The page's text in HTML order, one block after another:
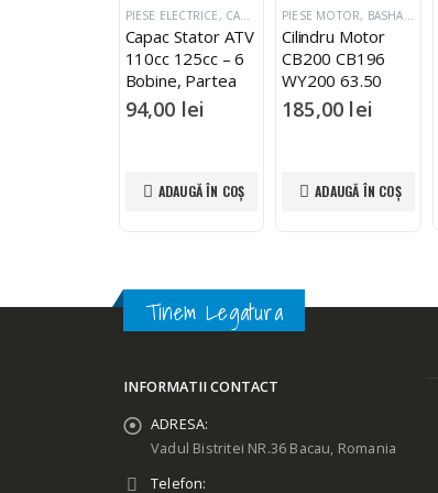
BASHAN SHINERAY ZONGSHEN LONCIN
,BASHAN SHINERAY ZONGSHEN LONCIN
PIESE ELECTRICE , CARTERE , CAPACE & PREZOANE MOTOR
Capac Stator ATV
110cc 125cc – 6
Bobine, Partea
Stângă
94,00 lei
ADAUGĂ ÎN COȘ
PIESE MOTOR, BASHAN SHINERAY ZONGSHEN LONCIN
Cilindru Motor
CB200 CB196
WY200 63.50
mm RACIRE AER
185,00 lei
ADAUGĂ ÎN COȘ
Tinem Legatura
INFORMATII CONTACT
ADRESA:
Vadul Bistritei NR.36 Bacau, Romania
Telefon: